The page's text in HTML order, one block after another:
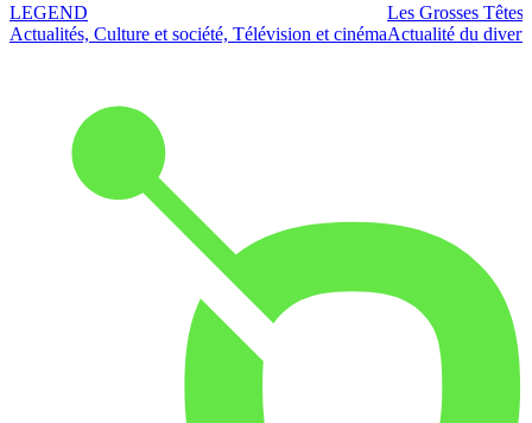
LEGEND
Actualités, Culture et société, Télévision et cinéma
Les Grosses Têtes
Actualité du